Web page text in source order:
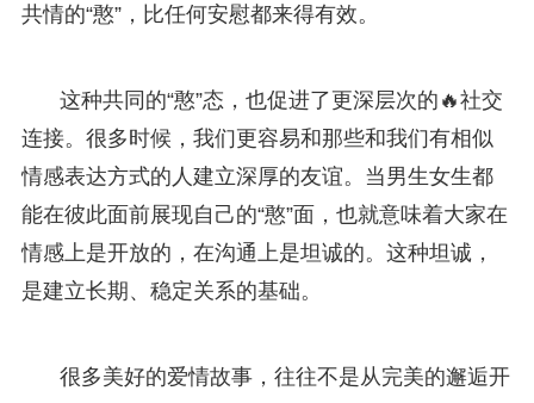
共情的“憨”，比任何安慰都来得有效。
这种共同的“憨”态，也促进了更深层次的🔥社交
连接。很多时候，我们更容易和那些和我们有相似
情感表达方式的人建立深厚的友谊。当男生女生都
能在彼此面前展现自己的“憨”面，也就意味着大家在
情感上是开放的，在沟通上是坦诚的。这种坦诚，
是建立长期、稳定关系的基础。
很多美好的爱情故事，往往不是从完美的邂逅开